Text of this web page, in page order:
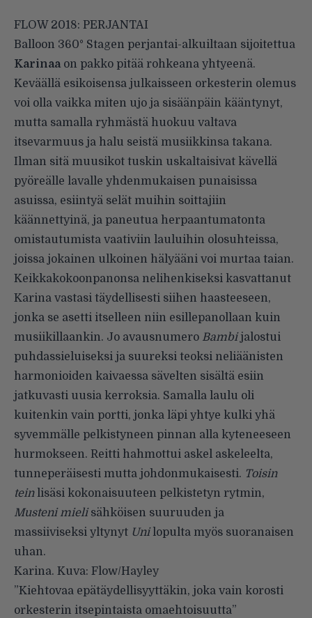
FLOW 2018: PERJANTAI
Balloon 360° Stagen perjantai-alkuiltaan sijoitettua
Karinaa on pakko pitää rohkeana yhtyeenä.
Keväällä esikoisensa julkaisseen orkesterin olemus
voi olla vaikka miten ujo ja sisäänpäin kääntynyt,
mutta samalla ryhmästä huokuu valtava
itsevarmuus ja halu seistä musiikkinsa takana.
Ilman sitä muusikot tuskin uskaltaisivat kävellä
pyöreälle lavalle yhdenmukaisen punaisissa
asuissa, esiintyä selät muihin soittajiin
käännettyinä, ja paneutua herpaantumatonta
omistautumista vaativiin lauluihin olosuhteissa,
joissa jokainen ulkoinen hälyääni voi murtaa taian.
Keikkakokoonpanonsa nelihenkiseksi kasvattanut
Karina vastasi täydellisesti siihen haasteeseen,
jonka se asetti itselleen niin esillepanollaan kuin
musiikillaankin. Jo avausnumero Bambijalostui
puhdassieluiseksi ja suureksi teoksi neliäänisten
harmonioiden kaivaessa sävelten sisältä esiin
jatkuvasti uusia kerroksia. Samalla laulu oli
kuitenkin vain portti, jonka läpi yhtye kulki yhä
syvemmälle pelkistyneen pinnan alla kyteneeseen
hurmokseen. Reitti hahmottui askel askeleelta,
tunneperäisesti mutta johdonmukaisesti. Toisin
teinlisäsi kokonaisuuteen pelkistetyn rytmin,
Musteni mielisähköisen suuruuden ja
massiiviseksi yltynyt Unilopulta myös suoranaisen
uhan.
Karina. Kuva: Flow/Hayley
”Kiehtovaa epätäydellisyyttäkin, joka vain korosti
orkesterin itsepintaista omaehtoisuutta”